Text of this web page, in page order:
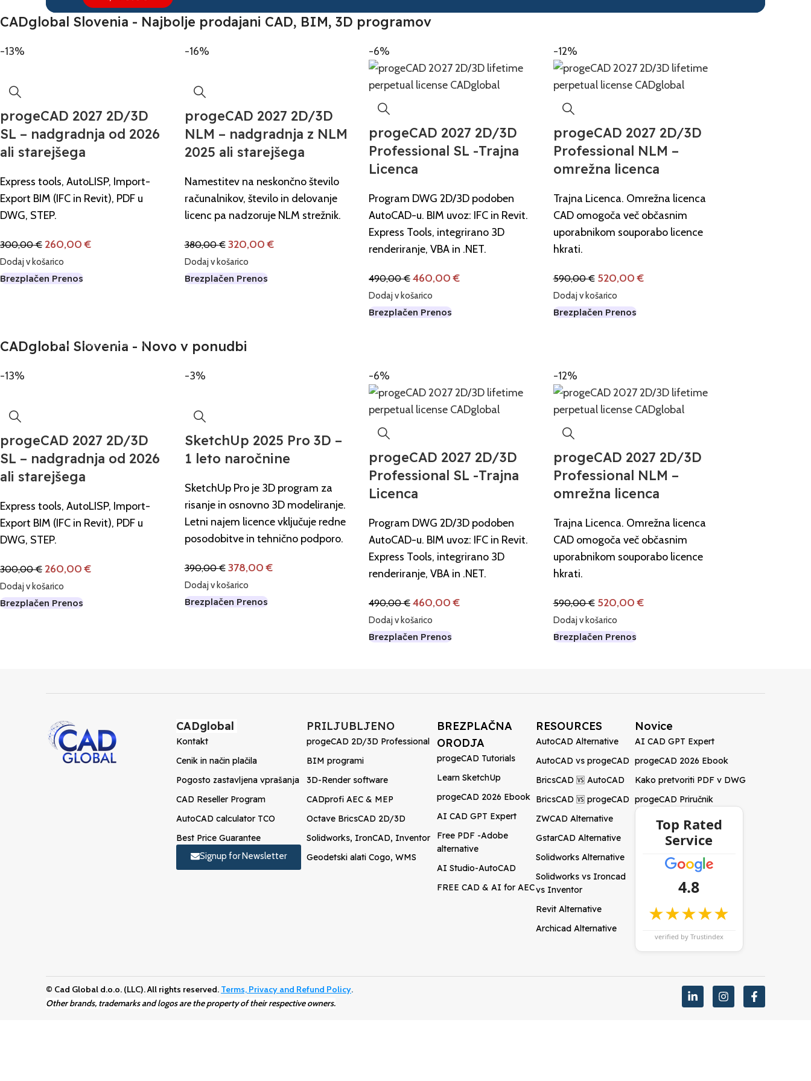
CADglobal Slovenia - Najbolje prodajani CAD, BIM, 3D programov
-13%
progeCAD 2027 2D/3D
SL – nadgradnja od 2026
ali starejšega
Express tools, AutoLISP, Import-
Export BIM (IFC in Revit), PDF u
DWG, STEP.
300,00€ 260,00€
Dodaj v košarico
Brezplačen Prenos
-16%
progeCAD 2027 2D/3D
NLM – nadgradnja z NLM
2025 ali starejšega
Namestitev na neskončno število
računalnikov, število in delovanje
licenc pa nadzoruje NLM strežnik.
380,00€ 320,00€
Dodaj v košarico
Brezplačen Prenos
-6%
progeCAD 2027 2D/3D
Professional SL -Trajna
Licenca
Program DWG 2D/3D podoben
AutoCAD-u. BIM uvoz: IFC in Revit.
Express Tools, integrirano 3D
renderiranje, VBA in .NET.
490,00€ 460,00€
Dodaj v košarico
Brezplačen Prenos
-12%
progeCAD 2027 2D/3D
Professional NLM –
omrežna licenca
Trajna Licenca. Omrežna licenca
CAD omogoča več občasnim
uporabnikom souporabo licence
hkrati.
590,00€ 520,00€
Dodaj v košarico
Brezplačen Prenos
Nova različica je prispela!
progeCAD Professional 2027
Kupite tukaj
CADglobal Slovenia - Novo v ponudbi
-13%
progeCAD 2027 2D/3D
SL – nadgradnja od 2026
ali starejšega
Express tools, AutoLISP, Import-
Export BIM (IFC in Revit), PDF u
DWG, STEP.
300,00€ 260,00€
Dodaj v košarico
Brezplačen Prenos
-3%
SketchUp 2025 Pro 3D –
1 leto naročnine
SketchUp Pro je 3D program za
risanje in osnovno 3D modeliranje.
Letni najem licence vključuje redne
posodobitve in tehnično podporo.
390,00€ 378,00€
Dodaj v košarico
Brezplačen Prenos
-6%
progeCAD 2027 2D/3D
Professional SL -Trajna
Licenca
Program DWG 2D/3D podoben
AutoCAD-u. BIM uvoz: IFC in Revit.
Express Tools, integrirano 3D
renderiranje, VBA in .NET.
490,00€ 460,00€
Dodaj v košarico
Brezplačen Prenos
-12%
progeCAD 2027 2D/3D
Professional NLM –
omrežna licenca
Trajna Licenca. Omrežna licenca
CAD omogoča več občasnim
uporabnikom souporabo licence
hkrati.
590,00€ 520,00€
Dodaj v košarico
Brezplačen Prenos
CADglobal
Kontakt
Cenik in način plačila
Pogosto zastavljena vprašanja
CAD Reseller Program
AutoCAD calculator TCO
Best Price Guarantee
Signup for Newsletter
PRILJUBLJENO
progeCAD 2D/3D Professional
BIM programi
3D-Render software
CADprofi AEC & MEP
Octave BricsCAD 2D/3D
Solidworks, IronCAD, Inventor
Geodetski alati Cogo, WMS
BREZPLAČNA
ORODJA
progeCAD Tutorials
Learn SketchUp
progeCAD 2026 Ebook
AI CAD GPT Expert
Free PDF -Adobe
alternative
AI Studio-AutoCAD
FREE CAD & AI for AEC
RESOURCES
AutoCAD Alternative
AutoCAD vs progeCAD
BricsCAD 🆚 AutoCAD
BricsCAD 🆚 progeCAD
ZWCAD Alternative
GstarCAD Alternative
Solidworks Alternative
Solidworks vs Ironcad
vs Inventor
Revit Alternative
Archicad Alternative
Novice
AI CAD GPT Expert
progeCAD 2026 Ebook
Kako pretvoriti PDF v DWG
progeCAD Priručnik
Top Rated
Service
4.8
★★★★★
verified by Trustindex
© Cad Global d.o.o. (LLC). All rights reserved. Terms, Privacy and Refund Policy.
Other brands, trademarks and logos are the property of their respective owners.